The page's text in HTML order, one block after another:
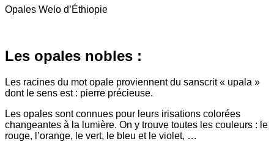
Opales Welo d’Éthiopie
Les opales nobles :
Les racines du mot opale proviennent du sanscrit « upala »
dont le sens est : pierre précieuse.
Les opales sont connues pour leurs irisations colorées
changeantes à la lumière. On y trouve toutes les couleurs : le
rouge, l’orange, le vert, le bleu et le violet, …